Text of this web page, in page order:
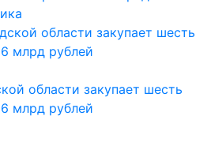
области закупает шесть
млрд рублей